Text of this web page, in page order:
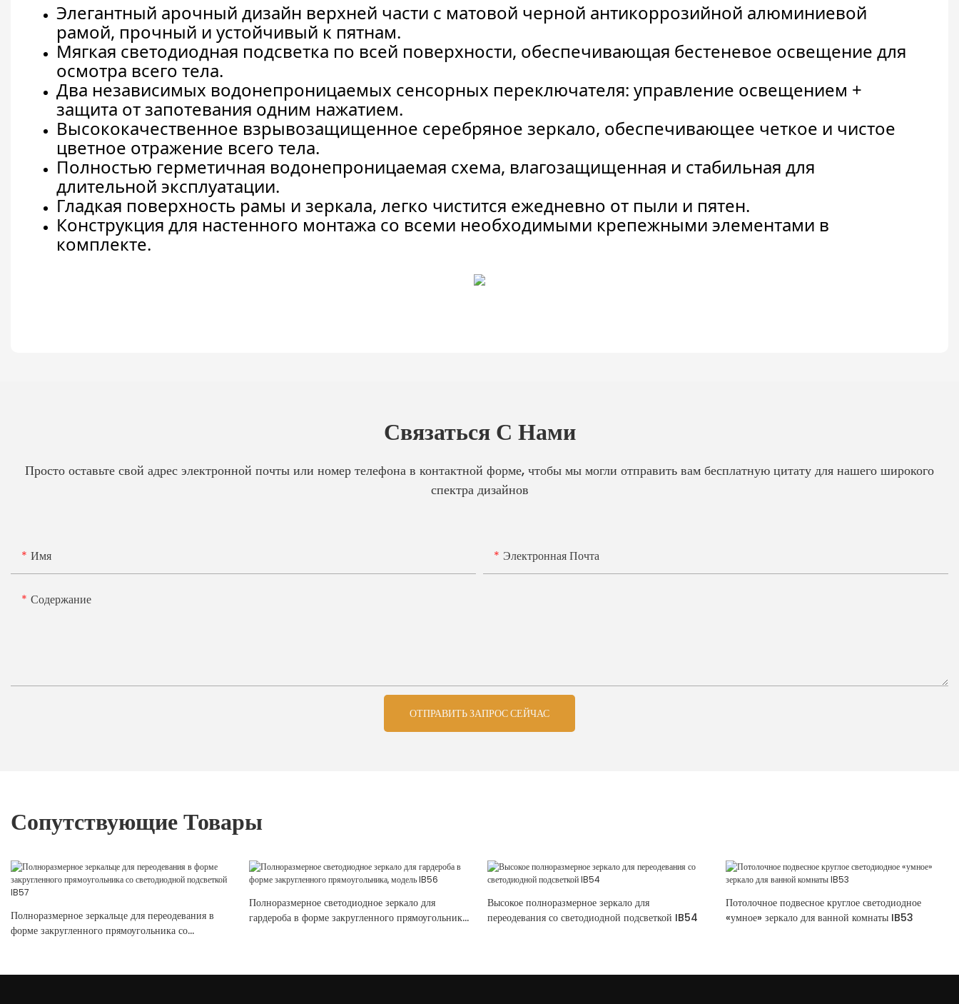
Элегантный арочный дизайн верхней части с матовой черной антикоррозийной алюминиевой
рамой, прочный и устойчивый к пятнам.
Мягкая светодиодная подсветка по всей поверхности, обеспечивающая бестеневое освещение для
осмотра всего тела.
Два независимых водонепроницаемых сенсорных переключателя: управление освещением +
защита от запотевания одним нажатием.
Высококачественное взрывозащищенное серебряное зеркало, обеспечивающее четкое и чистое
цветное отражение всего тела.
Полностью герметичная водонепроницаемая схема, влагозащищенная и стабильная для
длительной эксплуатации.
Гладкая поверхность рамы и зеркала, легко чистится ежедневно от пыли и пятен.
Конструкция для настенного монтажа со всеми необходимыми крепежными элементами в
комплекте.
Связаться С Нами
Просто оставьте свой адрес электронной почты или номер телефона в контактной форме, чтобы мы могли отправить вам бесплатную цитату для нашего широкого
спектра дизайнов
Имя Электронная Почта
Содержание
ОТПРАВИТЬ ЗАПРОС СЕЙЧАС
Сопутствующие Товары
Полноразмерное зеркальце для переодевания в
форме закругленного прямоугольника со
Полноразмерное светодиодное зеркало для
гардероба в форме закругленного прямоугольника,
Высокое полноразмерное зеркало для
переодевания со светодиодной подсветкой IB54
Потолочное подвесное круглое светодиодное
«умное» зеркало для ванной комнаты IB53